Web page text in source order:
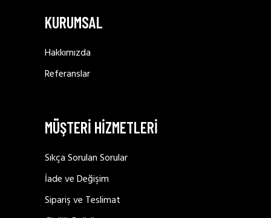
KURUMSAL
Hakkımızda
Referanslar
MÜŞTERİ HİZMETLERİ
Sıkça Sorulan Sorular
İade ve Değişim
Sipariş ve Teslimat